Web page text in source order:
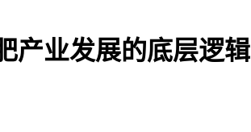
产业发展的底层逻辑